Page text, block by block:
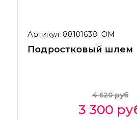
Артикул: 88101638_ОМ
Подростковый шлем
4 620 руб
3 300